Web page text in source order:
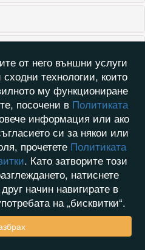
от него външни услуги
сходни технологии, които
му функциониране
посочени в Политиката
информация или ако
си за някои или
прочетете Политиката
. Като затворите този
натиснете
начин навигирате в
на „бисквитки“.